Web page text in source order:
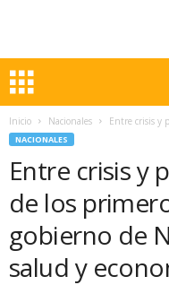
Inicio Nacionales Entre crisis y
NACIONALES
Entre crisis y
de los
gobierno de
salud y